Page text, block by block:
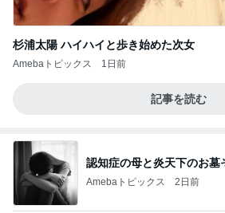
杉浦太陽 ハイハイと歩き始めた次女
Amebaトピックス 1日前
記事を読む
認知症の母と炎天下のお墓
Amebaトピックス 2日前